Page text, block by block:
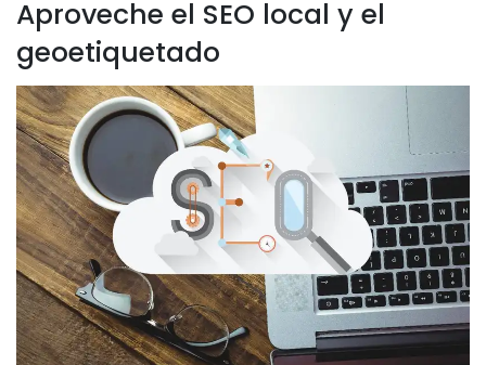
Aproveche el SEO local y el
geoetiquetado